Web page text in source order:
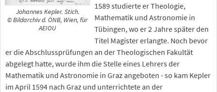
Johannes Kepler. Stich.
© Bildarchiv d. ÖNB, Wien, für
AEIOU
1589 studierte er Theologie,
Mathematik und Astronomie in
Tübingen, wo er 2 Jahre später den
Titel Magister erlangte. Noch bevor
er die Abschlussprüfungen an der Theologischen Fakultät
abgelegt hatte, wurde ihm die Stelle eines Lehrers der
Mathematik und Astronomie in Graz angeboten - so kam Kepler
im April 1594 nach Graz und unterrichtete an der